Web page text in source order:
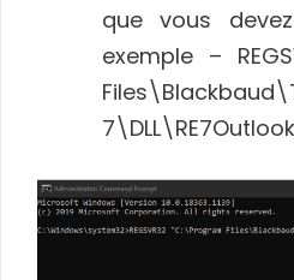
que vous
exemple –